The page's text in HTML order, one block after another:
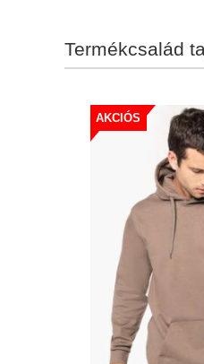
Termékcsalád
AKCIÓS